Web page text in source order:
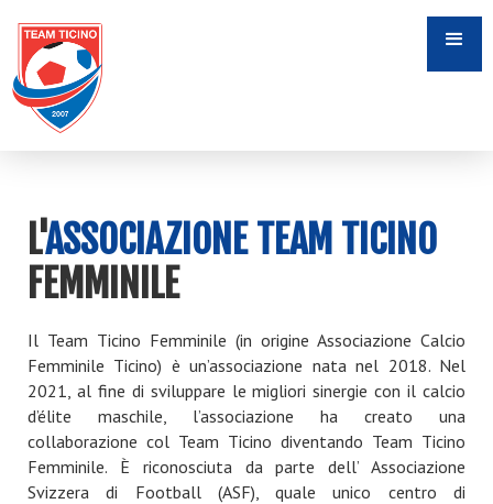
L'ASSOCIAZIONE TEAM TICINO
FEMMINILE
Il Team Ticino Femminile (in origine Associazione Calcio
Femminile Ticino) è un’associazione nata nel 2018. Nel
2021, al fine di sviluppare le migliori sinergie con il calcio
d’élite maschile, l’associazione ha creato una
collaborazione col Team Ticino diventando Team Ticino
Femminile. È riconosciuta da parte dell’ Associazione
Svizzera di Football (ASF), quale unico centro di